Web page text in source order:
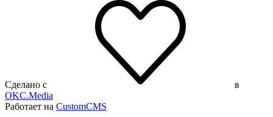
Сделано с
в
OKC.Media
Работает на CustomCMS